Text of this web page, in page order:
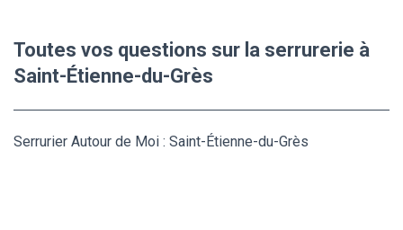
Toutes vos questions sur la serrurerie à
Saint-Étienne-du-Grès
Serrurier Autour de Moi : Saint-Étienne-du-Grès